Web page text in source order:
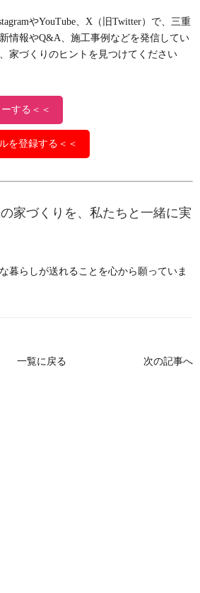
やYouTube、X（旧Twitter）で、三重
情報やQ&A、施工事例などを発信してい
家づくりのヒントを見つけてください
する＜＜
を登録する＜＜
家づくりを、私たちと一緒に実
暮らしが送れることを心から願っていま
一覧に戻る 次の記事へ